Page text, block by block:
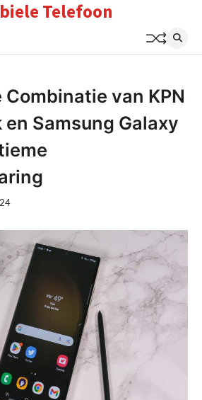
Telefoon
Combinatie van KPN
en Samsung Galaxy